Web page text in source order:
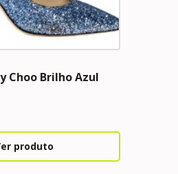
Choo Brilho Azul
produto